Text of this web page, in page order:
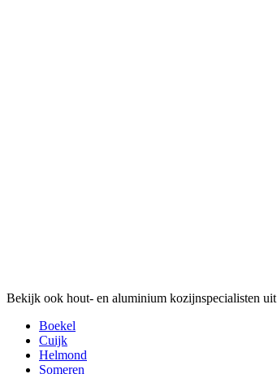
Bekijk ook hout- en aluminium kozijnspecialisten uit
Boekel
Cuijk
Helmond
Someren